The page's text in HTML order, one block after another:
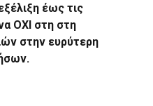
έως τις
ΟΧΙ στη στη
στην ευρύτερη